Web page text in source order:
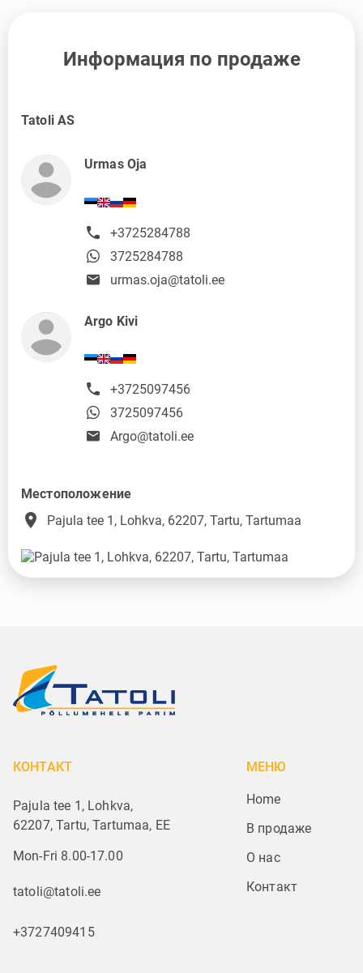
Информация по продаже
Tatoli AS
Urmas Oja
+3725284788
3725284788
urmas.oja@tatoli.ee
Argo Kivi
+3725097456
3725097456
Argo@tatoli.ee
Местоположение
place Pajula tee 1, Lohkva, 62207, Tartu, Tartumaa
КОНТАКТ
Pajula tee 1, Lohkva,
62207, Tartu, Tartumaa, EE
Mon-Fri 8.00-17.00
tatoli@tatoli.ee
+3727409415
МЕНЮ
Home
В продаже
О нас
Контакт